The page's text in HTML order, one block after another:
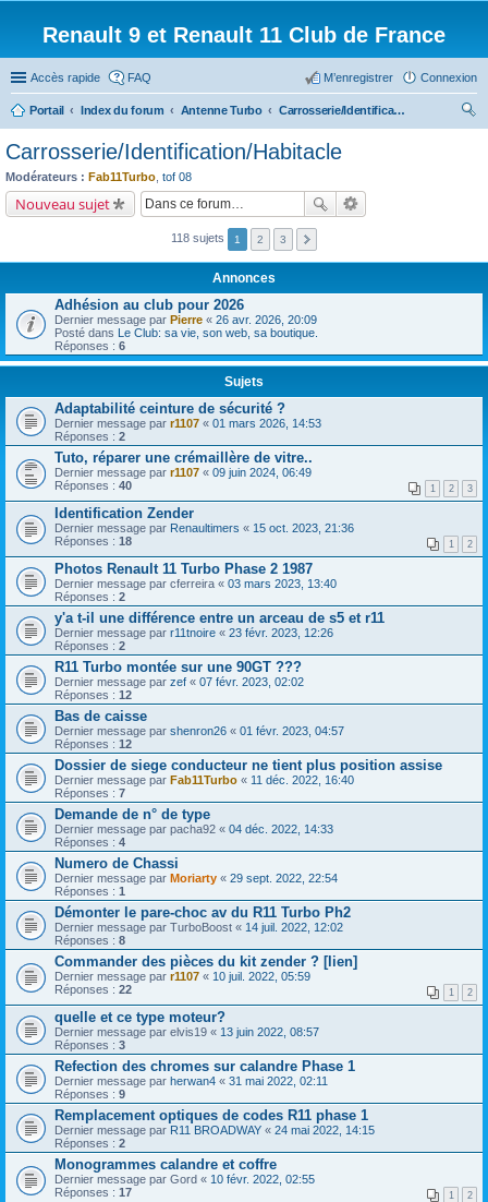
Renault 9 et Renault 11 Club de France
Accès rapide FAQ Connexion
M’enregistrer
Portail Index du forum Antenne Turbo
Carrosserie/Identification/Habitacle
Carrosserie/Identification/Habitacle
Modérateurs : Fab11Turbo tof 08
Nouveau sujet
118 sujets 1 2 3
Annonces
Adhésion au club pour 2026
Dernier message par Pierre « 26 avr. 2026, 20:09
Posté dans Le Club: sa vie, son web, sa boutique.
Réponses : 6
Sujets
Adaptabilité ceinture de sécurité ?
Dernier message par r1107 « 01 mars 2026, 14:53
Réponses : 2
Tuto, réparer une crémaillère de vitre..
Dernier message par r1107 « 09 juin 2024, 06:49
Réponses : 40 1 2 3
Identification Zender
Dernier message par Renaultimers « 15 oct. 2023, 21:36
Réponses : 18 1 2
Photos Renault 11 Turbo Phase 2 1987
Dernier message par cferreira « 03 mars 2023, 13:40
Réponses : 2
y'a t-il une différence entre un arceau de s5 et r11
Dernier message par r11tnoire « 23 févr. 2023, 12:26
Réponses : 2
R11 Turbo montée sur une 90GT ???
Dernier message par zef « 07 févr. 2023, 02:02
Réponses : 12
Bas de caisse
Dernier message par shenron26 « 01 févr. 2023, 04:57
Réponses : 12
Dossier de siege conducteur ne tient plus position assise
Dernier message par Fab11Turbo « 11 déc. 2022, 16:40
Réponses : 7
Demande de n° de type
Dernier message par pacha92 « 04 déc. 2022, 14:33
Réponses : 4
Numero de Chassi
Dernier message par Moriarty « 29 sept. 2022, 22:54
Réponses : 1
Démonter le pare-choc av du R11 Turbo Ph2
Dernier message par TurboBoost « 14 juil. 2022, 12:02
Réponses : 8
Commander des pièces du kit zender ? [lien]
Dernier message par r1107 « 10 juil. 2022, 05:59
Réponses : 22 1 2
quelle et ce type moteur?
Dernier message par elvis19 « 13 juin 2022, 08:57
Réponses : 3
Refection des chromes sur calandre Phase 1
Dernier message par herwan4 « 31 mai 2022, 02:11
Réponses : 9
Remplacement optiques de codes R11 phase 1
Dernier message par R11 BROADWAY « 24 mai 2022, 14:15
Réponses : 2
Monogrammes calandre et coffre
Dernier message par Gord « 10 févr. 2022, 02:55
Réponses : 17 1 2